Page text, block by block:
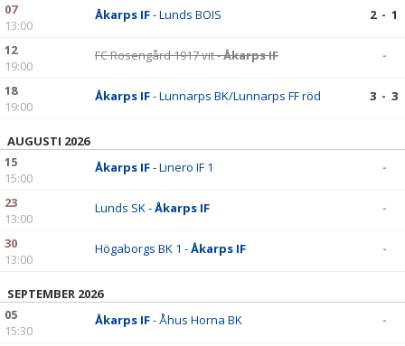
07
13:00
Åkarps IF- Lunds BOIS 2 - 1
12
19:00
FC Rosengård 1917 vit -Åkarps IF -
18
19:00
Åkarps IF- Lunnarps BK/Lunnarps FF röd 3 - 3
AUGUSTI 2026
15
15:00
Åkarps IF- Linero IF 1 -
23
13:00
Lunds SK -Åkarps IF -
30
13:00
Högaborgs BK 1 -Åkarps IF -
SEPTEMBER 2026
05
15:30
Åkarps IF- Åhus Horna BK -